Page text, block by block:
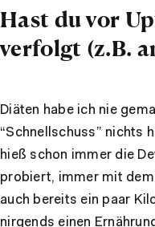
Hast du vor
verfolgt (z.B.
Diäten habe ich nie
“Schnellschuss” nichts
hieß schon immer die
probiert, immer mit dem
auch bereits ein paar
nirgends einen